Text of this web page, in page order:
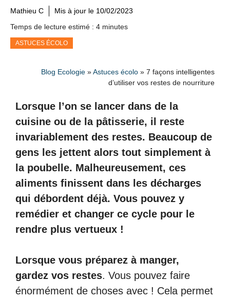
Mathieu C Mis à jour le 10/02/2023
Temps de lecture estimé : 4 minutes
ASTUCES ÉCOLO
Blog Ecologie »Astuces écolo » 7 façons intelligentes
d’utiliser vos restes de nourriture
Lorsque l’on se lancer dans de la
cuisine ou de la pâtisserie, il reste
invariablement des restes. Beaucoup de
gens les jettent alors tout simplement à
la poubelle. Malheureusement, ces
aliments finissent dans les décharges
qui débordent déjà. Vous pouvez y
remédier et changer ce cycle pour le
rendre plus vertueux !
Lorsque vous préparez à manger,
gardez vos restes. Vous pouvez faire
énormément de choses avec ! Cela permet